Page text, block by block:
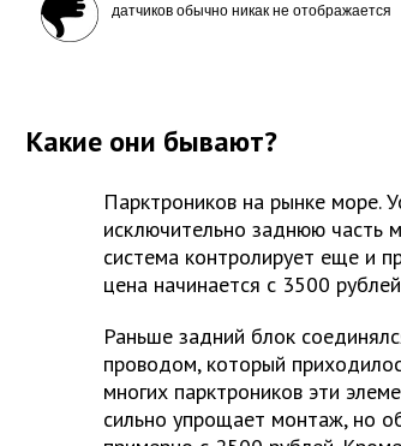
датчиков обычно никак не отображается
Какие они бывают?
Парктроников на рынке море.
исключительно заднюю часть
система контролирует еще и
цена начинается с 3500
Раньше задний блок
проводом, который
многих парктроников эти
сильно упрощает монтаж, но